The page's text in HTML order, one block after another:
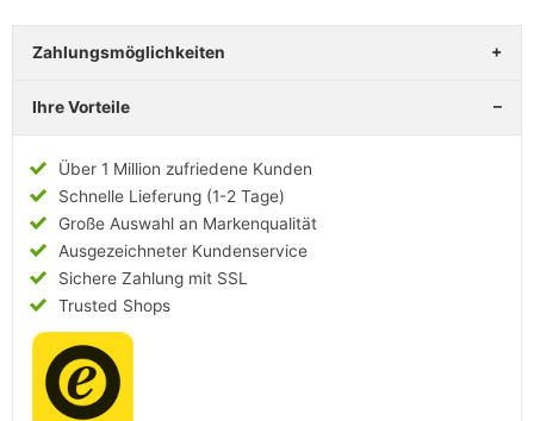
Zahlungsmöglichkeiten
Ihre Vorteile
Über 1 Million zufriedene Kunden
Schnelle Lieferung (1-2 Tage)
Große Auswahl an Markenqualität
Ausgezeichneter Kundenservice
Sichere Zahlung mit SSL
Trusted Shops